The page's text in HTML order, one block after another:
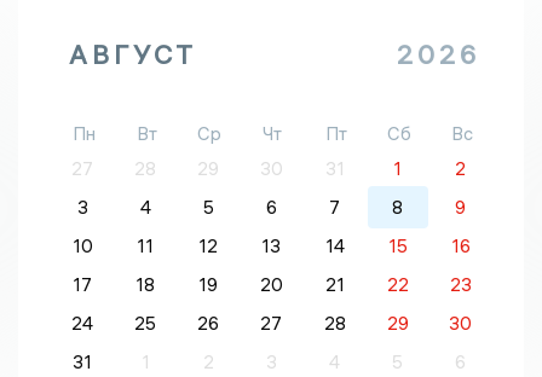
АВГУСТ 2026
Пн Вт Ср Чт Пт Сб
Вс
27
28 29 30 31 1
2
3
4 5 6 7 8
9
10
11 12 13 14 15
16
17
18 19 20 21 22
23
24
25 26 27 28 29
30
31
1 2 3 4 5 6